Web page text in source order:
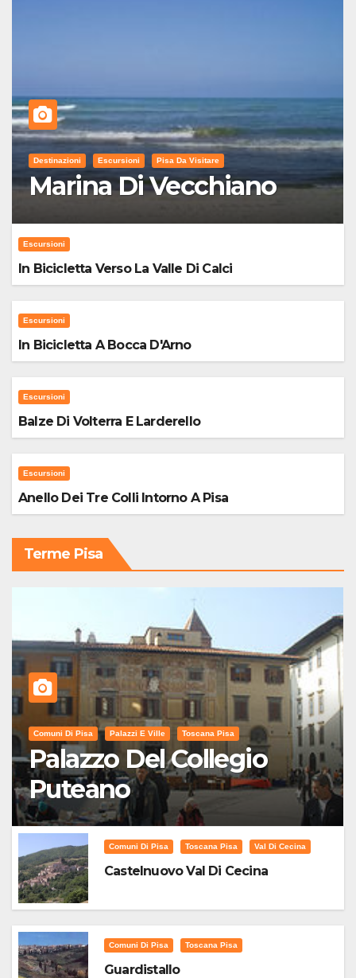
Destinazioni Escursioni Pisa Da Visitare
Marina Di Vecchiano
Escursioni
In Bicicletta Verso La Valle Di Calci
Escursioni
In Bicicletta A Bocca D'Arno
Escursioni
Balze Di Volterra E Larderello
Escursioni
Anello Dei Tre Colli Intorno A Pisa
Terme Pisa
Comuni Di Pisa Palazzi E Ville Toscana Pisa
Palazzo Del Collegio
Puteano
Comuni Di Pisa Toscana Pisa Val Di Cecina
Castelnuovo Val Di Cecina
Comuni Di Pisa Toscana Pisa
Guardistallo